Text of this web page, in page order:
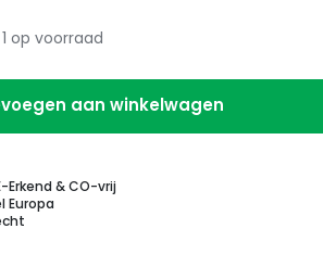
1 op voorraad
aan winkelwagen
Erkend & CO-vrij
Europa